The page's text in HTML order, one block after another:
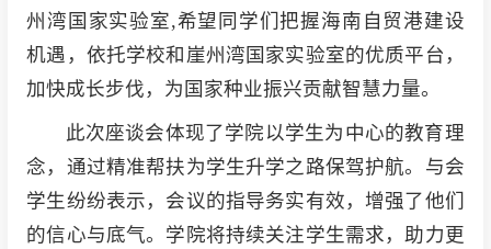
州湾国家实验室,希望同学们把握海南自贸港建设
机遇，依托学校和崖州湾国家实验室的优质平台，
加快成长步伐，为国家种业振兴贡献智慧力量。
此次座谈会体现了学院以学生为中心的教育理
念，通过精准帮扶为学生升学之路保驾护航。与会
学生纷纷表示，会议的指导务实有效，增强了他们
的信心与底气。学院将持续关注学生需求，助力更